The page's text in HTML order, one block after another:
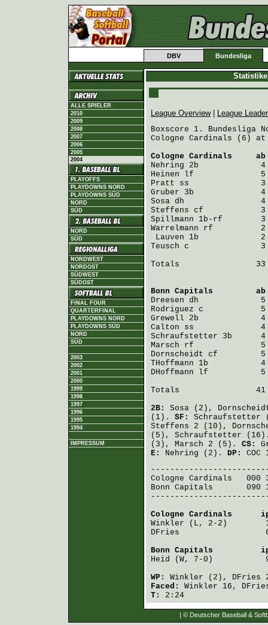
DBV Bundesliga
ALLE SPIELER
2010
2009
2008
2007
2006
2005
2004
PLAYOFFS
PLAYDOWNS NORD
PLAYDOWNS SÜD
NORD
SÜD
NORD
SÜD
NORDWEST
NORDOST
SÜDWEST
SÜDOST
FINAL FOUR
QUARTERFINAL
PLAYDOWNS NORD
PLAYDOWNS SÜD
NORD
SÜD
2003
2002
2001
2000
1999
1998
1997
1996
1995
1994
IMPRESSUM
League Overview|
League
Boxscore 1. Bundesliga
Cologne Cardinals (6)
Cologne Cardinals
ab
Nehring
Heinen
Pratt
Gruber
Sosa
Steffens
Spillmann
Warrelmann rf          2
Lauven
Teusch c               3
Totals                33
Bonn Capitals
Dreesen
Rodriguez
Grewell
Calton
Schraufstetter
Marsch
Dornscheidt
THoffmann
DHoffmann lf           5
Totals                41
2B: Sosa (2),
(1). SF: Schraufstetter
Steffens 2 (10),
(5), Schraufstetter
(3), Marsch 2 (5). CS:
E: Nehring (2). DP:
Cologne Cardinals
000
Bonn Capitals
090
Cologne Cardinals
Winkler
DFries
Bonn Capitals
Heid (W, 7-0)
WP: Winkler (2), DFries
Faced: Winkler 16,
T:
2:24
| © Deutscher Baseball &